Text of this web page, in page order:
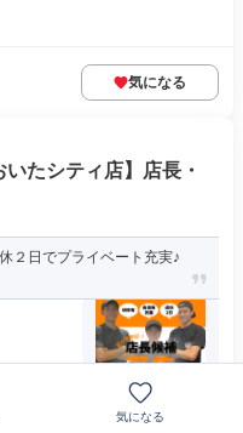
気になる
たシティ店】店長・
２日でプライベート充実♪
問・業界職種未経験歓迎
気になる